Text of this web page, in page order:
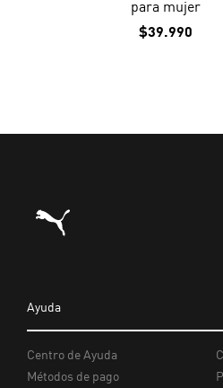
para mujer
$39.990